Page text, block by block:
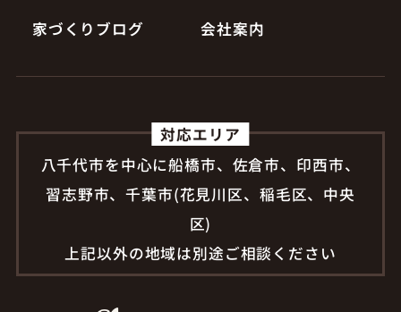
家づくりブログ
会社案内
対応エリア
八千代市を中心に船橋市、佐倉市、印西市、
習志野市、千葉市(花見川区、稲毛区、中央
区)
上記以外の地域は別途ご相談ください